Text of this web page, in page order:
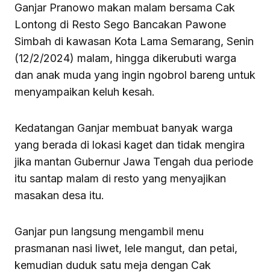
Ganjar Pranowo makan malam bersama Cak
Lontong di Resto Sego Bancakan Pawone
Simbah di kawasan Kota Lama Semarang, Senin
(12/2/2024) malam, hingga dikerubuti warga
dan anak muda yang ingin ngobrol bareng untuk
menyampaikan keluh kesah.
Kedatangan Ganjar membuat banyak warga
yang berada di lokasi kaget dan tidak mengira
jika mantan Gubernur Jawa Tengah dua periode
itu santap malam di resto yang menyajikan
masakan desa itu.
Ganjar pun langsung mengambil menu
prasmanan nasi liwet, lele mangut, dan petai,
kemudian duduk satu meja dengan Cak